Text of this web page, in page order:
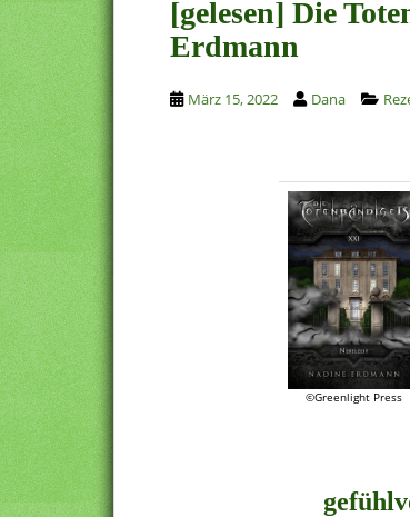
[gelesen] Die
Erdmann
März 15, 2022 Dana
©Greenlight Press